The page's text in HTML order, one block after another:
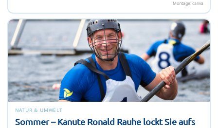
Montage: canva
NATUR & UMWELT
Sommer – Kanute Ronald Rauhe lockt Sie aufs